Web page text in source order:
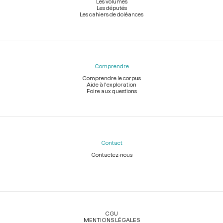
Les députés
Les cahiers de doléances
Comprendre
Comprendre le corpus
Aide à l'exploration
Foire aux questions
Contact
Contactez-nous
Légal
CGU
MENTIONS LÉGALES